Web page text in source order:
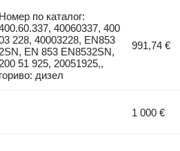
Номер по каталог:
40060337, 400
228, 40003228, EN853
2SN, EN 853 EN8532SN,
200 51 925, 20051925,,
гориво: дизел
991,74 €
1 000 €